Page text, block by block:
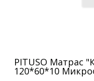
PITUSO Матрас
120*60*10